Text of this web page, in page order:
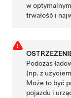
w
trwałość i
Podczas
(np. z
Może to być
pojazdu i